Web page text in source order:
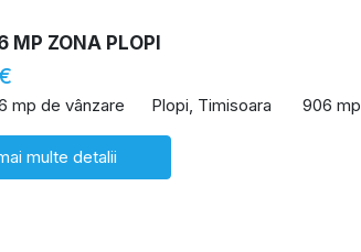
MP ZONA PLOPI
mp de vânzare Plopi, Timisoara 906 mp
multe detalii